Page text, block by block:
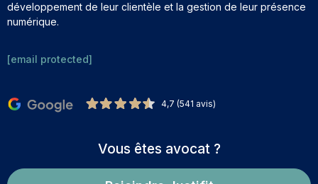
développement de leur clientèle et la gestion de leur présence
numérique.
[email protected]
4,7 (541 avis)
Vous êtes avocat ?